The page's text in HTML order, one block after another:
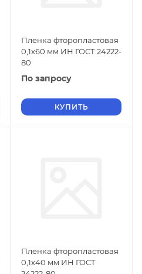
Пленка фторопластовая
0,1х60 мм ИН ГОСТ 24222-
80
По запросу
КУПИТЬ
Пленка фторопластовая
0,1х40 мм ИН ГОСТ